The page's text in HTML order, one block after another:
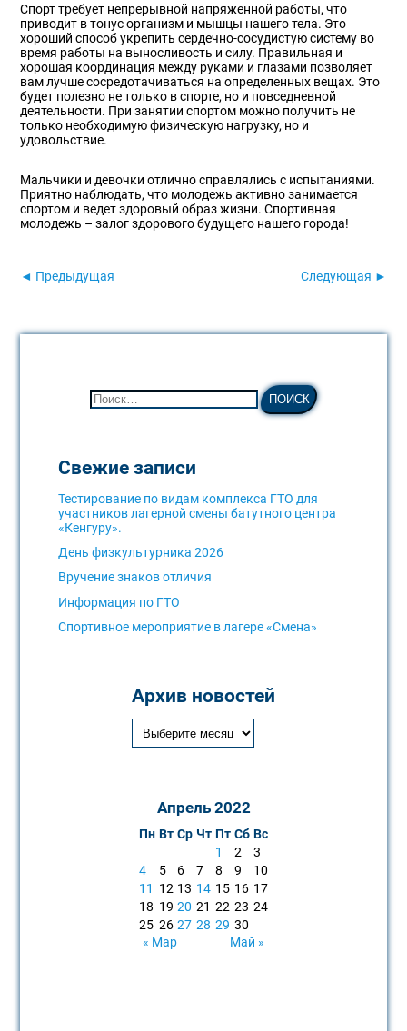
Спорт требует непрерывной напряженной работы, что
приводит в тонус организм и мышцы нашего тела. Это
хороший способ укрепить сердечно-сосудистую систему во
время работы на выносливость и силу. Правильная и
хорошая координация между руками и глазами позволяет
вам лучше сосредотачиваться на определенных вещах. Это
будет полезно не только в спорте, но и повседневной
деятельности. При занятии спортом можно получить не
только необходимую физическую нагрузку, но и
удовольствие.
Мальчики и девочки отлично справлялись с испытаниями.
Приятно наблюдать, что молодежь активно занимается
спортом и ведет здоровый образ жизни. Спортивная
молодежь – залог здорового будущего нашего города!
◄ Предыдущая Следующая ►
Свежие записи
Тестирование по видам комплекса ГТО для
участников лагерной смены батутного центра
«Кенгуру».
День физкультурника 2026
Вручение знаков отличия
Информация по ГТО
Спортивное мероприятие в лагере «Смена»
Архив новостей
Апрель 2022
Пн Вт Ср Чт Пт Сб Вс
1
2
3
4
5 6 7 8 9
10
11
12 13 14 15 16 17
18 19 20 21 22 23 24
25 26 27 28 29 30
« Мар
Май »